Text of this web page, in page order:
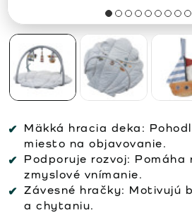
Mäkká hracia deka:
miesto na objavovanie.
Podporuje rozvoj: Pomáha
zmyslové vnímanie.
Závesné hračky: Motivujú
a chytaniu.